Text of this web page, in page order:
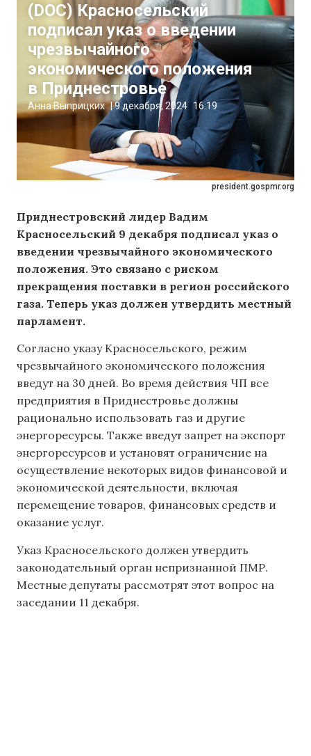
president.gospmr.org
(DOC) Красносельский
подписал указ о введении
чрезвычайного
экономического положения
в Приднестровье
Анна Выприцких |9 декабря, 2024 16:19
Приднестровский лидер Вадим
Красносельский 9 декабря подписал указ о
введении чрезвычайного экономического
положения. Это связано с риском
прекращения поставки в регион российского
газа. Теперь указ должен утвердить местный
парламент.
Согласно указу Красносельского, режим
чрезвычайного экономического положения
введут на 30 дней. Во время действия ЧП все
предприятия в Приднестровье должны
рационально использовать газ и другие
энергоресурсы. Также введут запрет на экспорт
энергоресурсов и установят ограничение на
осуществление некоторых видов финансовой и
экономической деятельности, включая
перемещение товаров, финансовых средств и
оказание услуг.
Указ Красносельского должен утвердить
законодательный орган непризнанной ПМР.
Местные депутаты рассмотрят этот вопрос на
заседании 11 декабря.